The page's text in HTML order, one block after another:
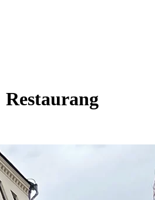
Restaurang